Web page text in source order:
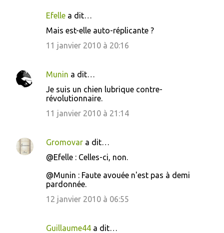
e
r
Efelle a dit…
Mais est-elle auto-réplicante ?
11 janvier 2010 à 20:16
Munin a dit…
Je suis un chien lubrique contre-
révolutionnaire.
11 janvier 2010 à 21:14
Gromovar a dit…
@Efelle : Celles-ci, non.
@Munin : Faute avouée n'est pas à demi
pardonnée.
12 janvier 2010 à 06:55
Guillaume44 a dit…